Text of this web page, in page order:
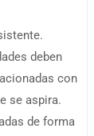
deben
con
se aspira.
de forma